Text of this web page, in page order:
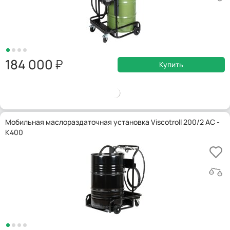
184 000 Купить
Мобильная маслораздаточная установка Viscotroll 200/2 AC -
K400